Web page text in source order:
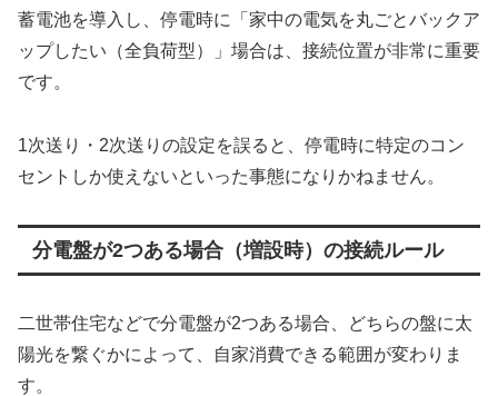
蓄電池を導入し、停電時に「家中の電気を丸ごとバックア
ップしたい（全負荷型）」場合は、接続位置が非常に重要
です。
1次送り・2次送りの設定を誤ると、停電時に特定のコン
セントしか使えないといった事態になりかねません。
分電盤が2つある場合（増設時）の接続ルール
二世帯住宅などで分電盤が2つある場合、どちらの盤に太
陽光を繋ぐかによって、自家消費できる範囲が変わりま
す。